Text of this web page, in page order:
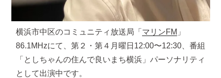
横浜市中区のコミュニティ放送局「 マリンFM 」
86.1MHzにて、第２・第４月曜日12:00〜12:30、番組
「としちゃんの住んで良いまち横浜」パーソナリティ
として出演中です。